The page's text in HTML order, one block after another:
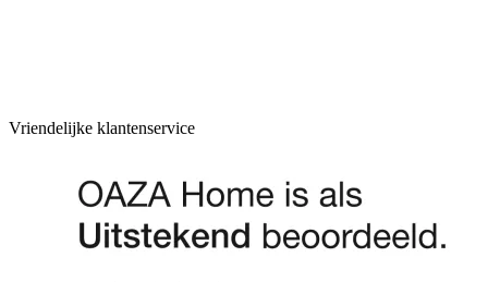
Vriendelijke klantenservice